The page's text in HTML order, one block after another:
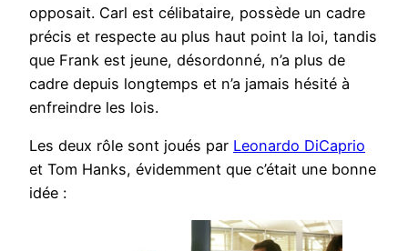
opposait. Carl est célibataire, possède un cadre
précis et respecte au plus haut point la loi, tandis
que Frank est jeune, désordonné, n’a plus de
cadre depuis longtemps et n’a jamais hésité à
enfreindre les lois.
Les deux rôle sont joués par Leonardo DiCaprio
et Tom Hanks, évidemment que c’était une bonne
idée :